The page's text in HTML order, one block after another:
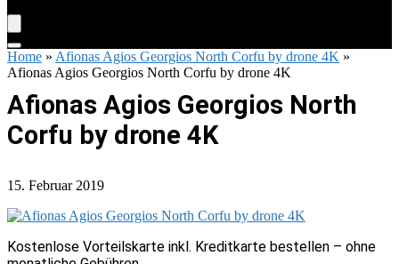
Home » Afionas Agios Georgios North Corfu by drone 4K »
Afionas Agios Georgios North Corfu by drone 4K
Afionas Agios Georgios North
Corfu by drone 4K
15. Februar 2019
Kostenlose Vorteilskarte inkl. Kreditkarte bestellen – ohne